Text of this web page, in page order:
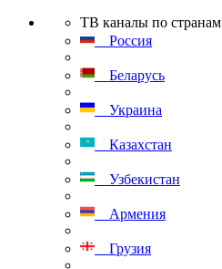
ТВ каналы по странам
Россия
Беларусь
Украина
Казахстан
Узбекистан
Армения
Грузия